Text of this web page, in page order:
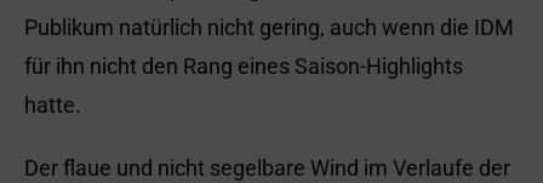
Publikum natürlich nicht gering, auch wenn die IDM
für ihn nicht den Rang eines Saison-Highlights
hatte.
Der flaue und nicht segelbare Wind im Verlaufe der